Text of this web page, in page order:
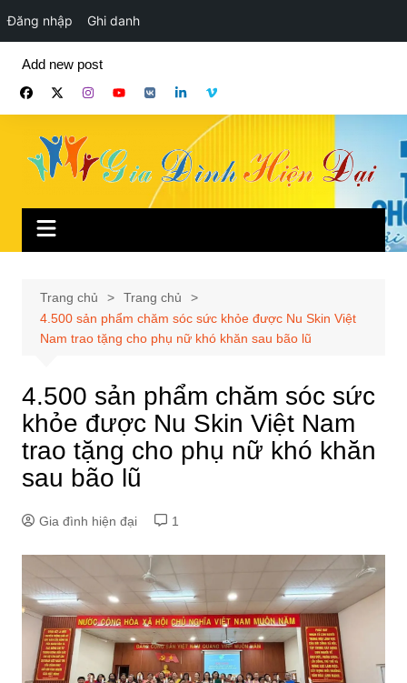
Đăng nhập Ghi danh
phần
Add new post
Trang chủ
Trang chủ
4.500 sản phẩm chăm sóc sức khỏe được Nu Skin Việt
Nam trao tặng cho phụ nữ khó khăn sau bão lũ
4.500 sản phẩm chăm sóc sức
khỏe được Nu Skin Việt Nam
trao tặng cho phụ nữ khó khăn
sau bão lũ
Gia đình hiện đại 1